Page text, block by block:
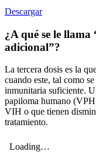
Descargar
¿A qué se le llama
adicional”?
La tercera dosis es la
cuando este, tal como
inmunitaria suficiente.
papiloma humano
VIH o que tienen
tratamiento.